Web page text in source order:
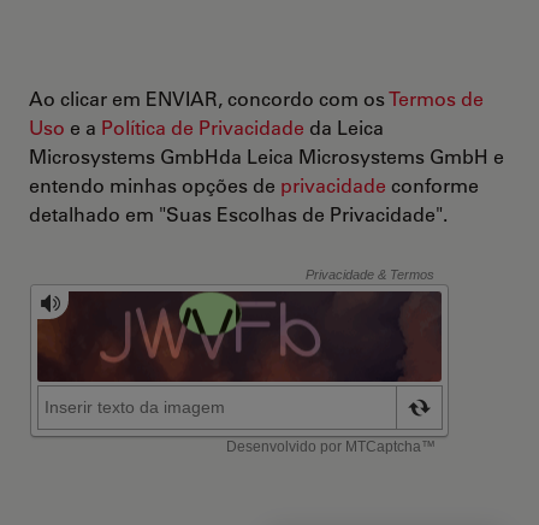
Ao clicar em ENVIAR, concordo com osTermos de
Uso e a Política de Privacidade da Leica
Microsystems GmbHda Leica Microsystems GmbH e
entendo minhas opções de privacidade conforme
detalhado em "Suas Escolhas de Privacidade".